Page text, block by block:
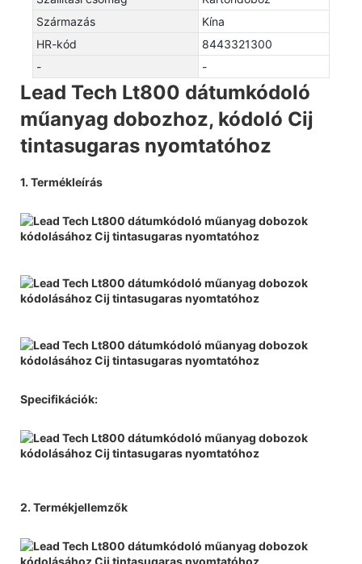
Származás
Kína
HR-kód
8443321300
-
-
Lead Tech Lt800 dátumkódoló
műanyag dobozhoz, kódoló Cij
tintasugaras nyomtatóhoz
1. Termékleírás
Specifikációk:
2. Termékjellemzők